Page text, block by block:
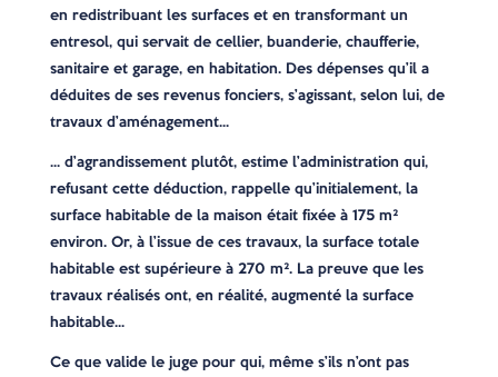
en redistribuant les surfaces et en transformant un
entresol, qui servait de cellier, buanderie, chaufferie,
sanitaire et garage, en habitation. Des dépenses qu’il a
déduites de ses revenus fonciers, s’agissant, selon lui, de
travaux d’aménagement…
… d’agrandissement plutôt, estime l’administration qui,
refusant cette déduction, rappelle qu’initialement, la
surface habitable de la maison était fixée à 175 m²
environ. Or, à l’issue de ces travaux, la surface totale
habitable est supérieure à 270 m². La preuve que les
travaux réalisés ont, en réalité, augmenté la surface
habitable…
Ce que valide le juge pour qui, même s’ils n’ont pas